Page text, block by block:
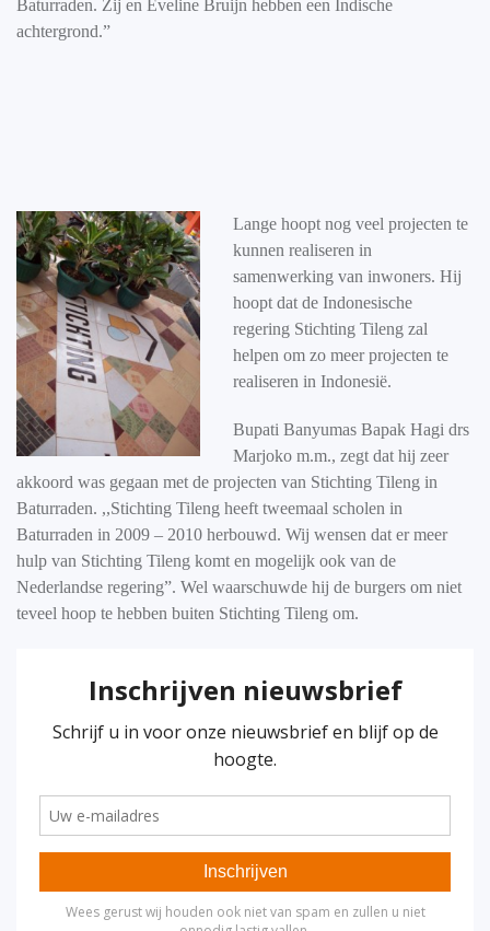
Baturraden. Zij en Eveline Bruijn hebben een Indische
achtergrond.”
Lange hoopt nog veel projecten te
kunnen realiseren in
samenwerking van inwoners. Hij
hoopt dat de Indonesische
regering Stichting Tileng zal
helpen om zo meer projecten te
realiseren in Indonesië.
Bupati Banyumas Bapak Hagi drs
Marjoko m.m., zegt dat hij zeer
akkoord was gegaan met de projecten van Stichting Tileng in
Baturraden. ,,Stichting Tileng heeft tweemaal scholen in
Baturraden in 2009 – 2010 herbouwd. Wij wensen dat er meer
hulp van Stichting Tileng komt en mogelijk ook van de
Nederlandse regering”. Wel waarschuwde hij de burgers om niet
teveel hoop te hebben buiten Stichting Tileng om.